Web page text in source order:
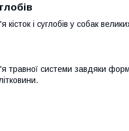
і суглобів у собак
травної системи завдяки